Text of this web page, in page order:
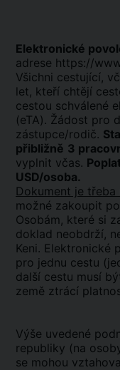
Elektronické
adrese https://
Všichni cestující,
let, kteří chtějí
cestou schválené
(eTA). Žádost pro
zástupce/rodič.
přibližně 3
vyplnit včas.
USD/osoba.
Dokument je
možné zakoupit
Osobám, které si
doklad neobdrží,
Keni. Elektronické
pro jednu cestu
další cestu musí
země ztrácí
Výše uvedené
republiky (na
se mohou